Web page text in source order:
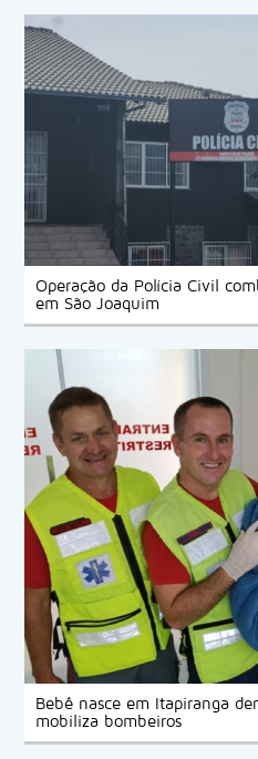
Gaivota.
Operação da Polícia Civil
em São Joaquim
Bebê nasce em Itapiranga
mobiliza bombeiros